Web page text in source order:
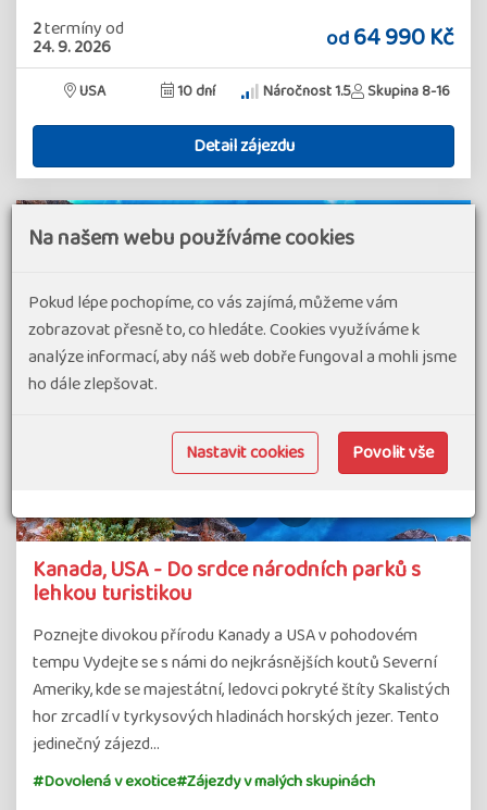
2termínyod
24. 9. 2026 od64 990 Kč
USA 10 dní Náročnost 1.5 Skupina 8-16
Detail zájezdu
Kanada, USA - Do srdce národních parků s
lehkou turistikou
Poznejte divokou přírodu Kanady a USA v pohodovém
tempu Vydejte se s námi do nejkrásnějších koutů Severní
Ameriky, kde se majestátní, ledovci pokryté štíty Skalistých
hor zrcadlí v tyrkysových hladinách horských jezer. Tento
jedinečný zájezd…
#Dovolená v exotice#Zájezdy v malých skupinách
Na našem webu používáme cookies
Pokud lépe pochopíme, co vás zajímá, můžeme vám
zobrazovat přesně to, co hledáte. Cookies využíváme k
analýze informací, aby náš web dobře fungoval a mohli jsme
ho dále zlepšovat.
Nastavit cookies Povolit vše